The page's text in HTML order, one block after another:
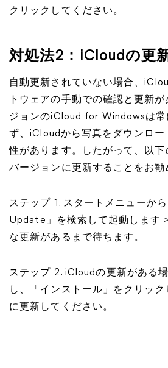
クリックしてください。
対処法2：iCloudの更
自動更新されていない場合、
トウェアの手動での確認と更新
ジョンのiCloud for Windowsは
ず、iCloudから写真をダウンロー
性があります。したがって、以
バージョンに更新することをお勧
ステップ 1. スタートメニューか
Update」を検索して起動します
な更新があるまで待ちます。
ステップ 2. iCloudの更新がある
し、「インストール」をクリッ
に更新してください。